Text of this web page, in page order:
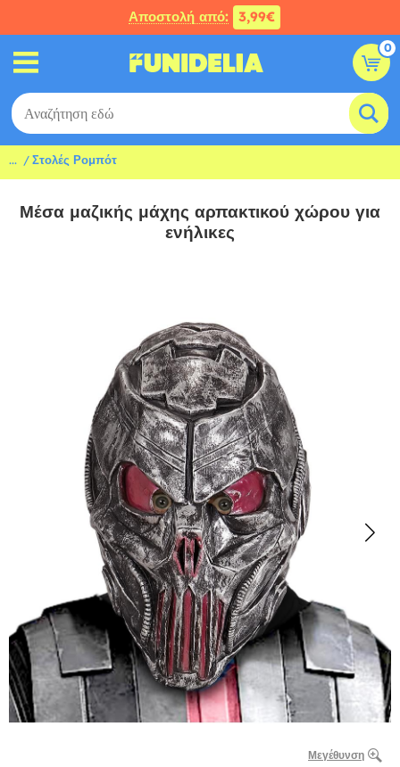
Αποστολή από: 3,99€
0
... Στολές Ρομπότ
Μέσα μαζικής μάχης αρπακτικού χώρου για
ενήλικες
Μεγέθυνση